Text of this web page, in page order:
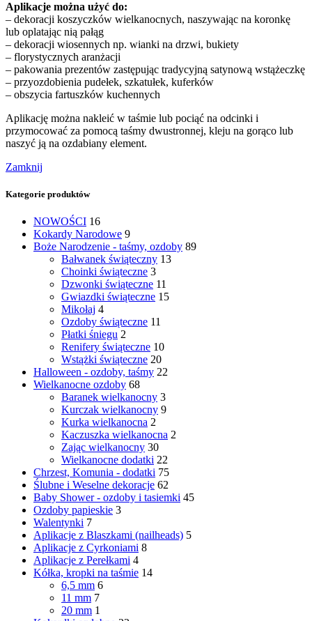
Aplikacje można użyć do:
– dekoracji koszyczków wielkanocnych, naszywając na koronkę
lub oplatając nią pałąg
– dekoracji wiosennych np. wianki na drzwi, bukiety
– florystycznych aranżacji
– pakowania prezentów zastępując tradycyjną satynową wstążeczkę
– przyozdobienia pudełek, szkatułek, kuferków
– obszycia fartuszków kuchennych
Aplikację można nakleić w taśmie lub pociąć na odcinki i
przymocować za pomocą taśmy dwustronnej, kleju na gorąco lub
naszyć ją na ozdabiany element.
Zamknij
Kategorie produktów
NOWOŚCI 16
Kokardy Narodowe 9
Boże Narodzenie - taśmy, ozdoby 89
Bałwanek świąteczny 13
Choinki świąteczne 3
Dzwonki świąteczne 11
Gwiazdki świąteczne 15
Mikołaj 4
Ozdoby świąteczne 11
Płatki śniegu 2
Renifery świąteczne 10
Wstążki świąteczne 20
Halloween - ozdoby, taśmy 22
Wielkanocne ozdoby 68
Baranek wielkanocny 3
Kurczak wielkanocny 9
Kurka wielkanocna 2
Kaczuszka wielkanocna 2
Zając wielkanocny 30
Wielkanocne dodatki 22
Chrzest, Komunia - dodatki 75
Ślubne i Weselne dekoracje 62
Baby Shower - ozdoby i tasiemki 45
Ozdoby papieskie 3
Walentynki 7
Aplikacje z Blaszkami (nailheads) 5
Aplikacje z Cyrkoniami 8
Aplikacje z Perełkami 4
Kółka, kropki na taśmie 14
6,5 mm 6
11 mm 7
20 mm 1